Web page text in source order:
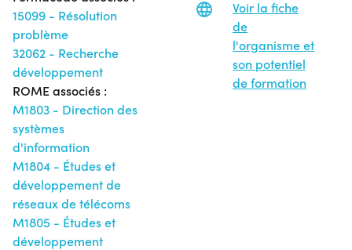
15099 - Résolution
problème
32062 - Recherche
développement
ROME associés :
M1803 - Direction des
systèmes
d'information
M1804 - Études et
développement de
réseaux de télécoms
M1805 - Études et
développement
Voir la fiche
de
l'organisme et
son potentiel
de formation